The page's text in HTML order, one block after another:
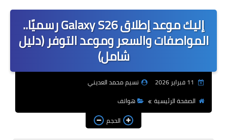
اخبار
ابل
ويندوز
العاب
إليك موعد إطلاق Galaxy S26 رسميًا..
المواصفات والسعر وموعد التوفر (دليل
شامل)
نسيم محمد العديني
الصفحة الرئيسية
هواتف
الحجم